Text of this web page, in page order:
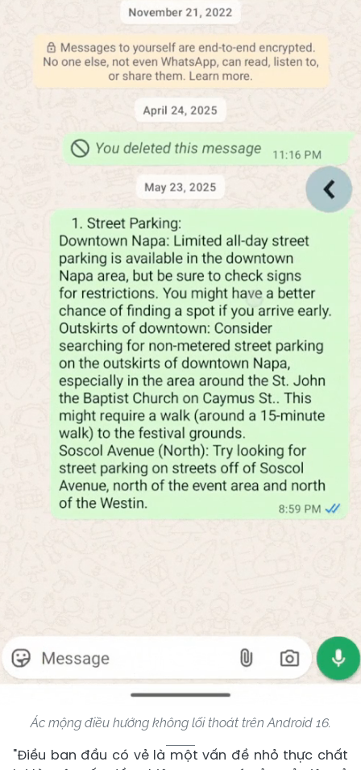
Ác mộng điều hướng không lối thoát trên Android 16.
"Điều ban đầu có vẻ là một vấn đề nhỏ thực chất